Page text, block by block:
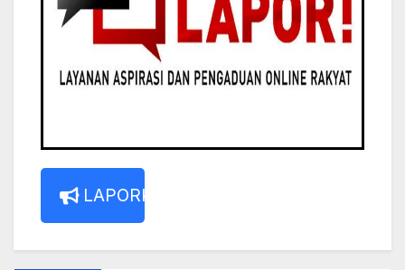
LAPORKAN